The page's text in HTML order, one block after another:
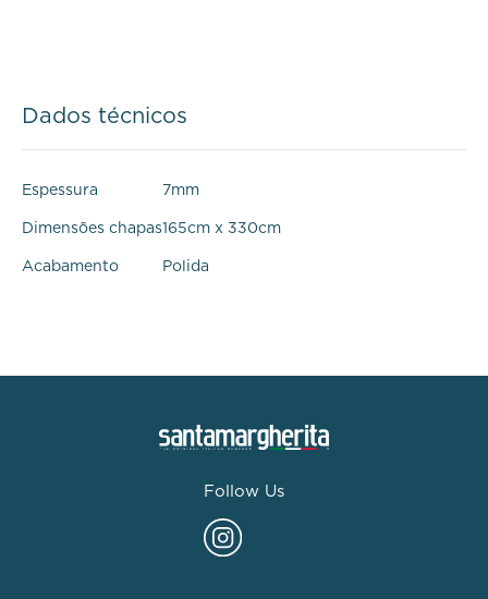
Dados técnicos
Espessura
Dimensões chapas
Acabamento
7mm
165cm x 330cm
Polida
Follow Us